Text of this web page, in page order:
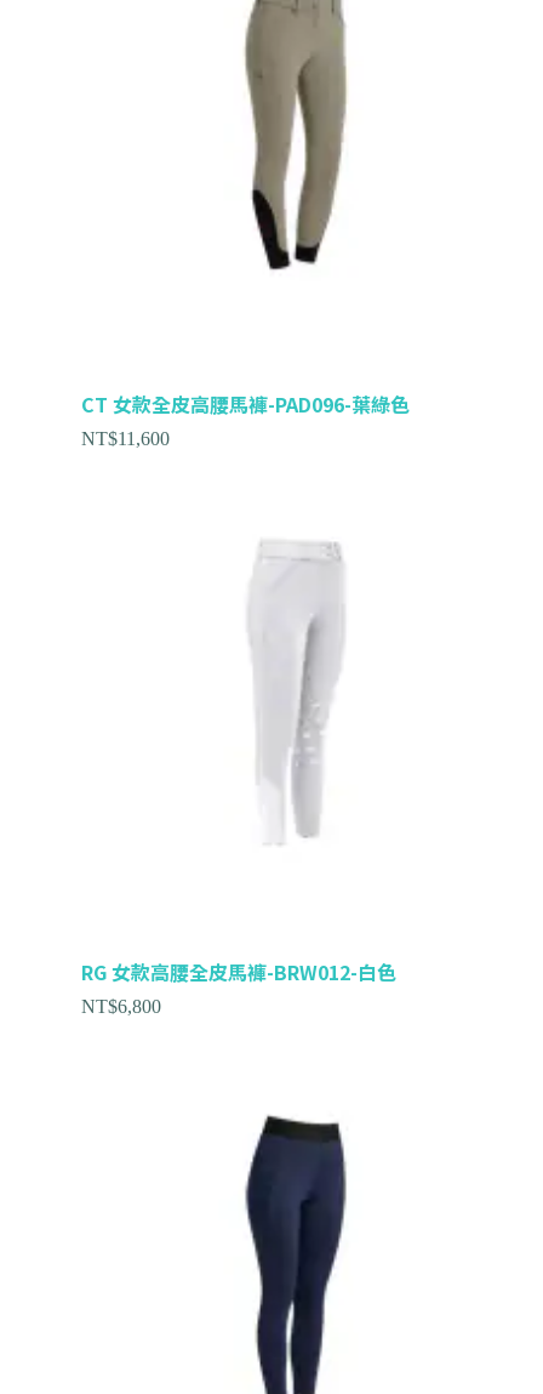
CT 女款全皮高腰馬褲-PAD096-葉綠色
NT$11,600
RG 女款高腰全皮馬褲-BRW012-白色
NT$6,800